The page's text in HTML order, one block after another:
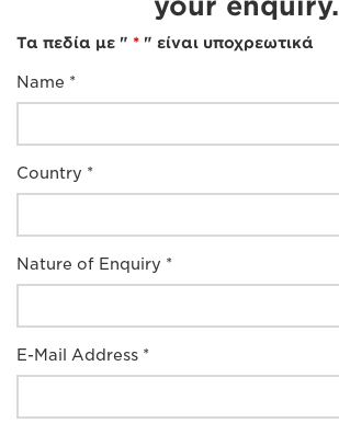
Τα πεδία με " * " είναι υποχρεωτικά
Name *
Country *
Nature of Enquiry *
E-Mail Address *